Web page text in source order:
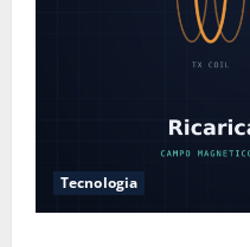
Tecnologia